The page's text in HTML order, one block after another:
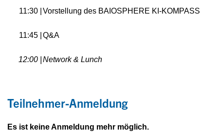
11:30 | Vorstellung des BAIOSPHERE KI-KOMPASS
11:45 | Q&A
12:00 | Network & Lunch
Teilnehmer-Anmeldung
Es ist keine Anmeldung mehr möglich.